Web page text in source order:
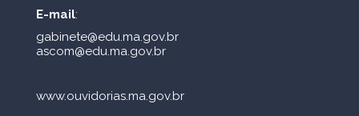
E-mail:
gabinete@edu.ma.gov.br
ascom@edu.ma.gov.br
www.ouvidorias.ma.gov.br